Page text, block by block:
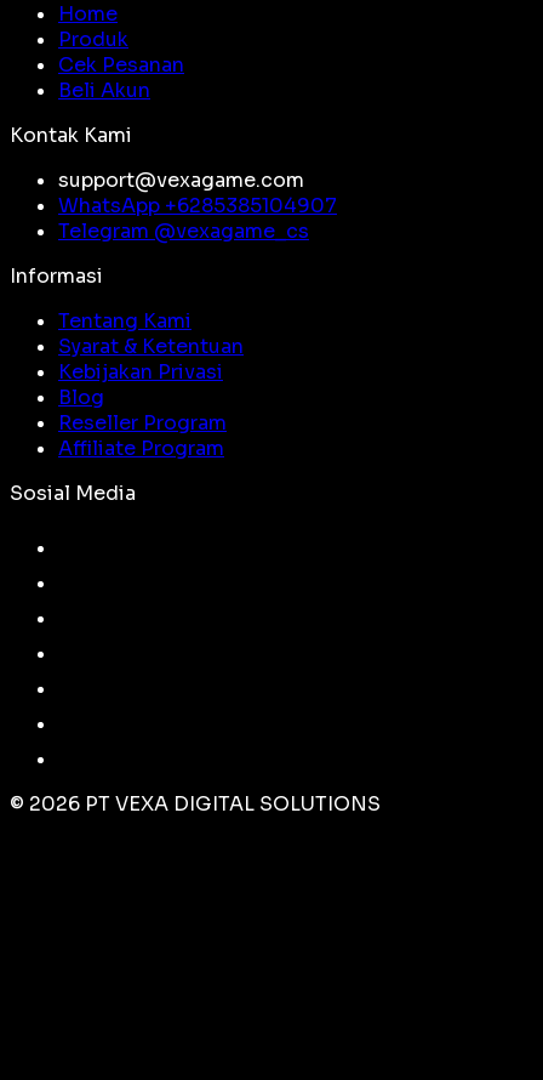
Home
Produk
Cek Pesanan
Beli Akun
Kontak Kami
support@vexagame.com
WhatsApp +6285385104907
Telegram @vexagame_cs
Informasi
Tentang Kami
Syarat & Ketentuan
Kebijakan Privasi
Blog
Reseller Program
Affiliate Program
Sosial Media
© 2026 PT VEXA DIGITAL SOLUTIONS